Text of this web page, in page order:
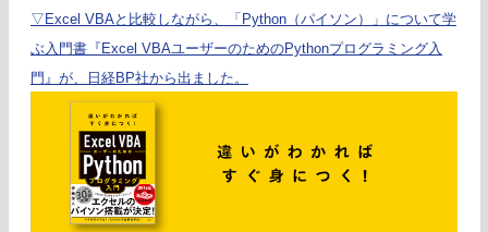
▽Excel VBAと比較しながら、「Python（パイソン）」について学
ぶ入門書『Excel VBAユーザーのためのPythonプログラミング入
門』が、日経BP社から出ました。